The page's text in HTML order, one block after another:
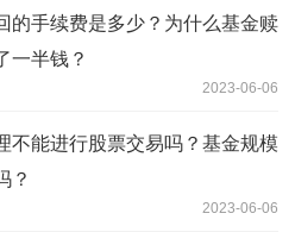
的手续费是多少？为什么基金赎
一半钱？
2023-06-06
不能进行股票交易吗？基金规模
？
2023-06-06